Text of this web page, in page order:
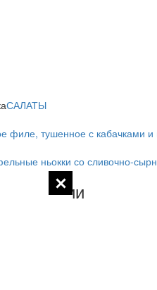
САЛАТЫ
филе, тушенное с кабачками
ньокки со сливочно-